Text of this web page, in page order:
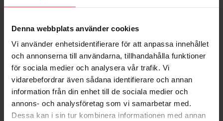
Denna webbplats använder cookies
Vi använder enhetsidentifierare för att anpassa innehållet
och annonserna till användarna, tillhandahålla funktioner
för sociala medier och analysera vår trafik. Vi
vidarebefordrar även sådana identifierare och annan
information från din enhet till de sociala medier och
annons- och analysföretag som vi samarbetar med.
Dessa kan i sin tur kombinera informationen med annan
Bliv den første, der giver en bedømmelse.
Populära produkter